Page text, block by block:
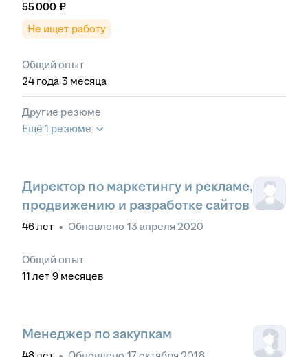
55 000 ₽
Не ищет работу
Общий опыт
24 года 3 месяца
Другие резюме
Ещё 1 резюме
Директор по маркетингу и рекламе,
продвижению и разработке сайтов
46лет • Обновлено 13 апреля 2020
Общий опыт
11 лет 9 месяцев
Менеджер по закупкам